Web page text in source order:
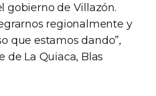
gobierno de Villazón.
regionalmente y
que estamos dando”,
de La Quiaca, Blas